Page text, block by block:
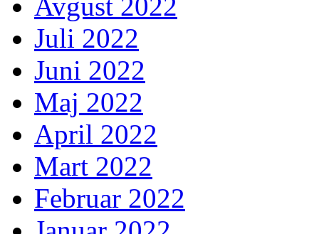
Avgust 2022
Juli 2022
Juni 2022
Maj 2022
April 2022
Mart 2022
Februar 2022